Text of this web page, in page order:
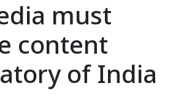
must
content
of India